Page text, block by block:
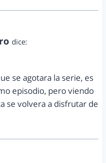
dice:
se agotara la serie, es
episodio, pero viendo
se volvera a disfrutar de